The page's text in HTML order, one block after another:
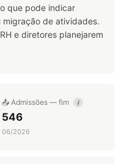
que pode indicar
de atividades.
e diretores planejarem
📤 Admissões — fim i
546
06/2026